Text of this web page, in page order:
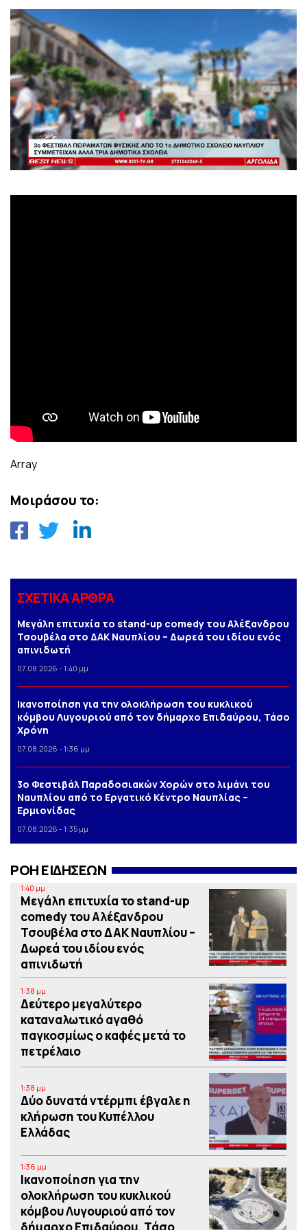
Array
Μοιράσου το:
ΣΧΕΤΙΚΑ ΑΡΘΡΑ
Μεγάλη επιτυχία το stand-up comedy του Αλέξανδρου
Τσουβέλα στο ΔΑΚ Ναυπλίου – Δωρεά του ιδίου ενός
απινιδωτή
07.08.2026 - 1:40 μμ
Iκανοποίηση για την ολοκλήρωση του κυκλικού
κόμβου Λυγουριού από τον δήμαρχο Επιδαύρου, Τάσο
Χρόνη
07.08.2026 - 1:36 μμ
3o Φεστιβάλ Παραδοσιακών Χορών στο λιμάνι του
Ναυπλίου από το Εργατικό Κέντρο Ναυπλίας –
Ερμιονίδας
07.08.2026 - 1:35 μμ
ΡΟΗ ΕΙΔΗΣΕΩΝ
1:40 μμ
Μεγάλη επιτυχία το stand-up
comedy του Αλέξανδρου
Τσουβέλα στο ΔΑΚ Ναυπλίου –
Δωρεά του ιδίου ενός
απινιδωτή
1:38 μμ
Δεύτερο μεγαλύτερο
καταναλωτικό αγαθό
παγκοσμίως ο καφές μετά το
πετρέλαιο
1:38 μμ
Δύο δυνατά ντέρμπι έβγαλε η
κλήρωση του Κυπέλλου
Ελλάδας
1:36 μμ
Iκανοποίηση για την
ολοκλήρωση του κυκλικού
κόμβου Λυγουριού από τον